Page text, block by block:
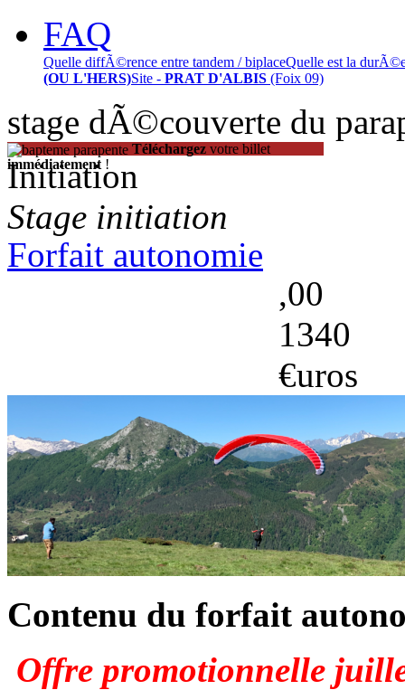
FAQ
Quelle diffÃ©rence entre tandem / biplaceQuelle est la
(OU L'HERS)Site - PRAT D'ALBIS (Foix 09)
stage dÃ©couverte du
Téléchargez votre billet
immédiatement !
Initiation
Stage initiation
Forfait autonomie
,00
1340
€uros
Contenu du forfait
Offre promotionnelle